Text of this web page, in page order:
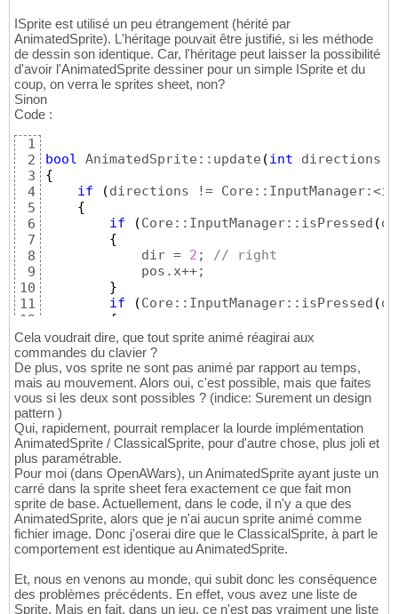
ISprite est utilisé un peu étrangement (hérité par
AnimatedSprite). L'héritage pouvait être justifié, si les méthode
de dessin son identique. Car, l'héritage peut laisser la possibilité
d'avoir l'AnimatedSprite dessiner pour un simple ISprite et du
coup, on verra le sprites sheet, non?
Sinon
Code :
1
2
3
4
5
6
7
8
9
10
11
12
13
14
15
16
17
18
19
20
21
22
23
24
25
26
28
29
30
bool AnimatedSprite::update (int directions,
{
if
(directions !=
{
if
(Core::InputManager::isPressed (
{
            dir =
2 ; // right
            pos.x++;
}
if
(Core::InputManager::isPressed (
{
            dir =
0;
            pos.x--;
}
if (Core::InputManager::isPressed
{
            dir =
            pos.y--;
}
if
{
            dir =
1;
            pos.y++;
}
// mis à jour de l'animation
        animate
();
}
Cela voudrait dire, que tout sprite animé réagirai aux
commandes du clavier ?
De plus, vos sprite ne sont pas animé par rapport au temps,
mais au mouvement. Alors oui, c'est possible, mais que faites
vous si les deux sont possibles ? (indice: Surement un design
pattern )
Qui, rapidement, pourrait remplacer la lourde implémentation
AnimatedSprite / ClassicalSprite, pour d'autre chose, plus joli et
plus paramétrable.
Pour moi (dans OpenAWars), un AnimatedSprite ayant juste un
carré dans la sprite sheet fera exactement ce que fait mon
sprite de base. Actuellement, dans le code, il n'y a que des
AnimatedSprite, alors que je n'ai aucun sprite animé comme
fichier image. Donc j'oserai dire que le ClassicalSprite, à part le
comportement est identique au AnimatedSprite.
Et, nous en venons au monde, qui subit donc les conséquence
des problèmes précédents. En effet, vous avez une liste de
Sprite. Mais en fait, dans un jeu, ce n'est pas vraiment une liste